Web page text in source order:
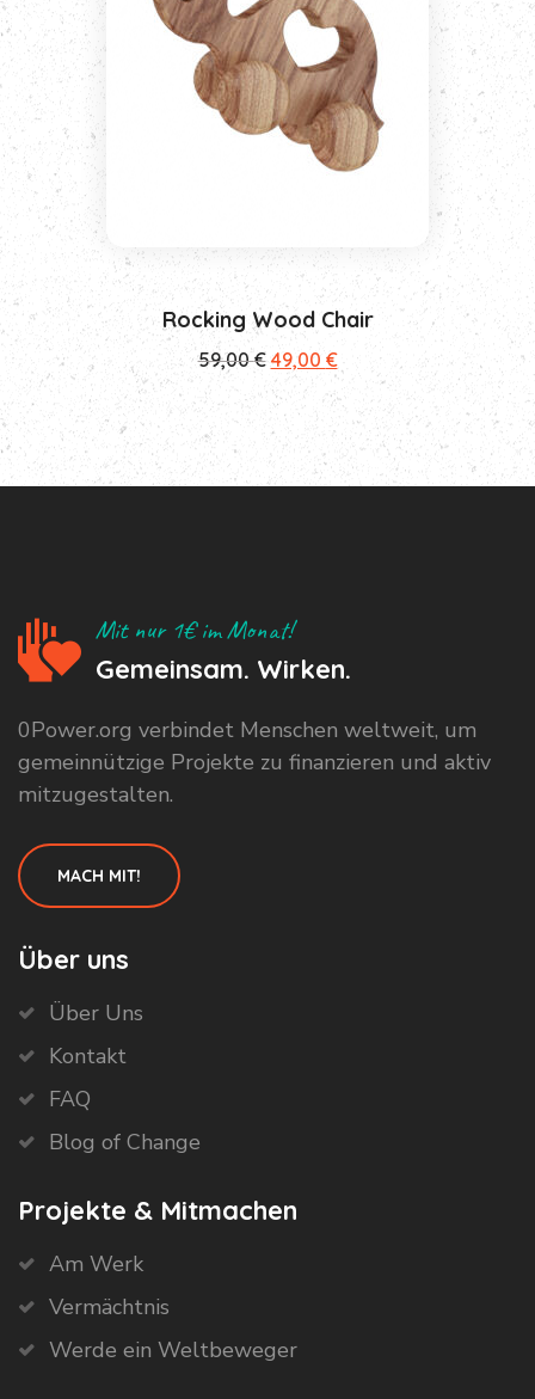
Rocking Wood Chair
59,00€ Ursprünglicher
Preis
war:
59,00 €
49,00 €Aktueller
Preis
ist:
49,00 €.
Mit nur 1€ im Monat!
Gemeinsam. Wirken.
0Power.org verbindet Menschen weltweit, um
gemeinnützige Projekte zu finanzieren und aktiv
mitzugestalten.
MACH MIT!
Über uns
Über Uns
Kontakt
FAQ
Blog of Change
Projekte & Mitmachen
Am Werk
Vermächtnis
Werde ein Weltbeweger